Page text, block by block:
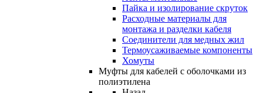
Пайка и изолирование скруток
Расходные материалы для
монтажа и разделки кабеля
Соединители для медных жил
Термоусаживаемые компоненты
Хомуты
Муфты для кабелей с оболочками из
полиэтилена